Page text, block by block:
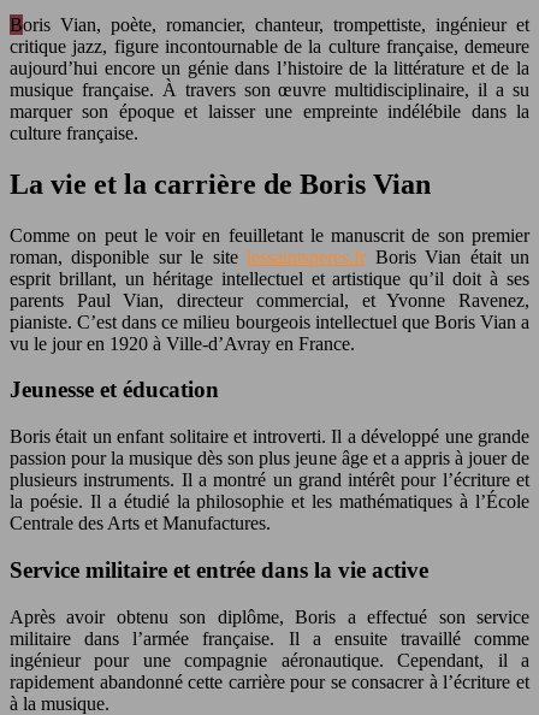
Boris Vian, poète, romancier, chanteur, trompettiste, ingénieur et
critique jazz, figure incontournable de la culture française, demeure
aujourd’hui encore un génie dans l’histoire de la littérature et de la
musique française. À travers son œuvre multidisciplinaire, il a su
marquer son époque et laisser une empreinte indélébile dans la
culture française.
La vie et la carrière de Boris Vian
Comme on peut le voir en feuilletant le manuscrit de son premier
roman, disponible sur le sitelessaintsperes.frBoris Vian était un
esprit brillant, un héritage intellectuel et artistique qu’il doit à ses
parents Paul Vian, directeur commercial, et Yvonne Ravenez,
pianiste. C’est dans ce milieu bourgeois intellectuel que Boris Vian a
vu le jour en 1920 à Ville-d’Avray en France.
Jeunesse et éducation
Boris était un enfant solitaire et introverti. Il a développé une grande
passion pour la musique dès son plus jeune âge et a appris à jouer de
plusieurs instruments. Il a montré un grand intérêt pour l’écriture et
la poésie. Il a étudié la philosophie et les mathématiques à l’École
Centrale des Arts et Manufactures.
Service militaire et entrée dans la vie active
Après avoir obtenu son diplôme, Boris a effectué son service
militaire dans l’armée française. Il a ensuite travaillé comme
ingénieur pour une compagnie aéronautique. Cependant, il a
rapidement abandonné cette carrière pour se consacrer à l’écriture et
à la musique.